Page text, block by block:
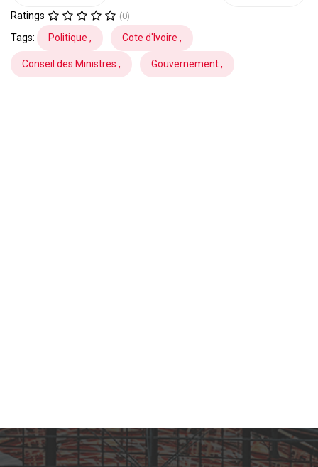
Ratings (0)
Tags: Politique , Cote d'Ivoire ,
Conseil des Ministres , Gouvernement ,